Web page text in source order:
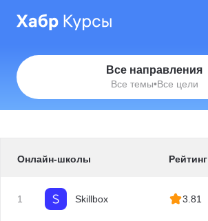
Все направления
Все темы•Все цели
Онлайн-школы Рейтинг
1 Skillbox 3.81